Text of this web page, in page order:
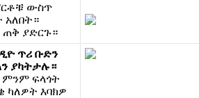
ርቶቹ ውስጥ
አለበት።
ጠቅ ያድርጉ።
ዮ ጥሪ ቡድን
ን ያካትታሉ።
ምንም ፍላጎት
ካለዎት እባክዎ